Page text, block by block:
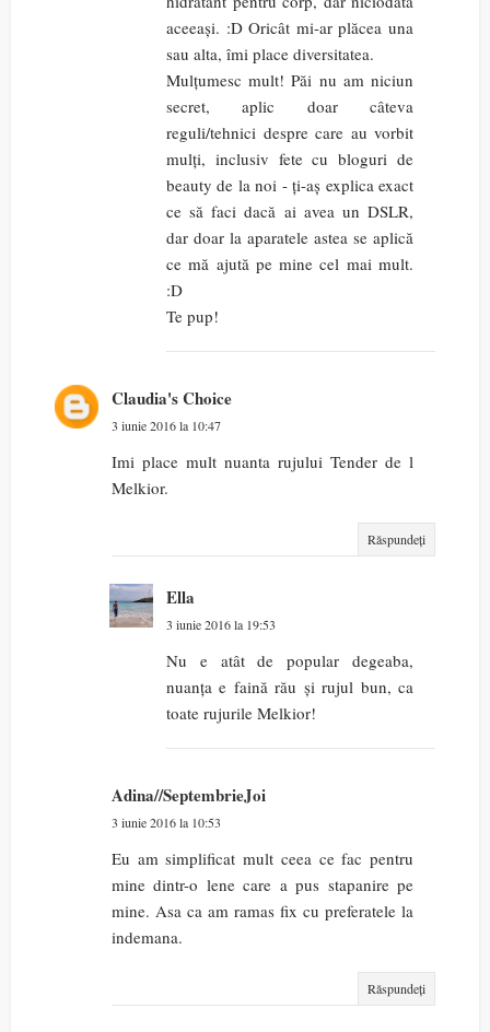
aceeași. :D Oricât mi-ar plăcea una
sau alta, îmi place diversitatea.
Mulțumesc mult! Păi nu am niciun
secret, aplic doar câteva
reguli/tehnici despre care au vorbit
mulți, inclusiv fete cu bloguri de
beauty de la noi - ți-aș explica exact
ce să faci dacă ai avea un DSLR,
dar doar la aparatele astea se aplică
ce mă ajută pe mine cel mai mult.
:D
Te pup!
Claudia's Choice
3 iunie 2016 la 10:47
Imi place mult nuanta rujului Tender de l
Melkior.
Răspundeți
Ella
3 iunie 2016 la 19:53
Nu e atât de popular degeaba,
nuanța e faină rău și rujul bun, ca
toate rujurile Melkior!
Adina//SeptembrieJoi
3 iunie 2016 la 10:53
Eu am simplificat mult ceea ce fac pentru
mine dintr-o lene care a pus stapanire pe
mine. Asa ca am ramas fix cu preferatele la
indemana.
Răspundeți